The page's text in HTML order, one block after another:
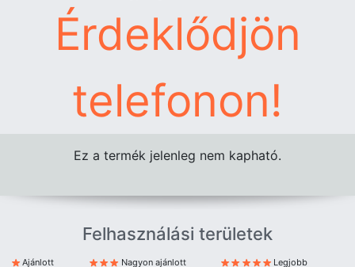
Érdeklődjön
telefonon!
Ez a termék jelenleg nem kapható.
Felhasználási területek
Ajánlott Nagyon ajánlott Legjobb